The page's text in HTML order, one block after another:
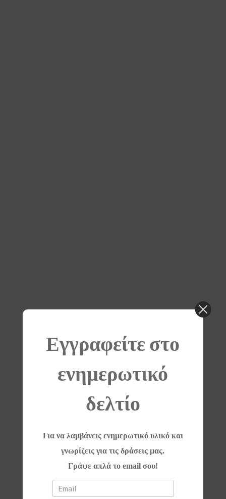
Εγγραφείτε στο
ενημερωτικό
δελτίο
Για να λαμβάνεις ενημερωτικό υλικό και
γνωρίζεις για τις δράσεις μας.
Γράψε απλά το email σου!